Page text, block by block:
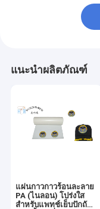
แนะนำผลิตภัณฑ์
แผ่นกาวกาวร้อนละลาย
PA (ไนลอน) โปร่งใส
สำหรับแพทช์เย็บปักถัก